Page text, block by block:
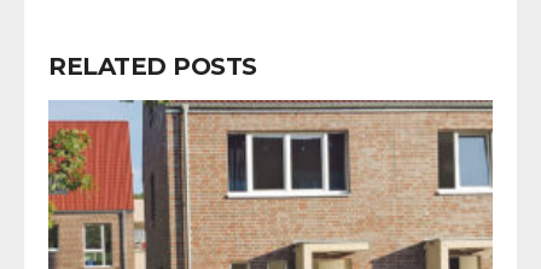
RELATED POSTS